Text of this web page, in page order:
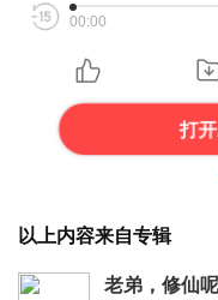
00:00
打
以上内容来自专辑
老弟，修仙